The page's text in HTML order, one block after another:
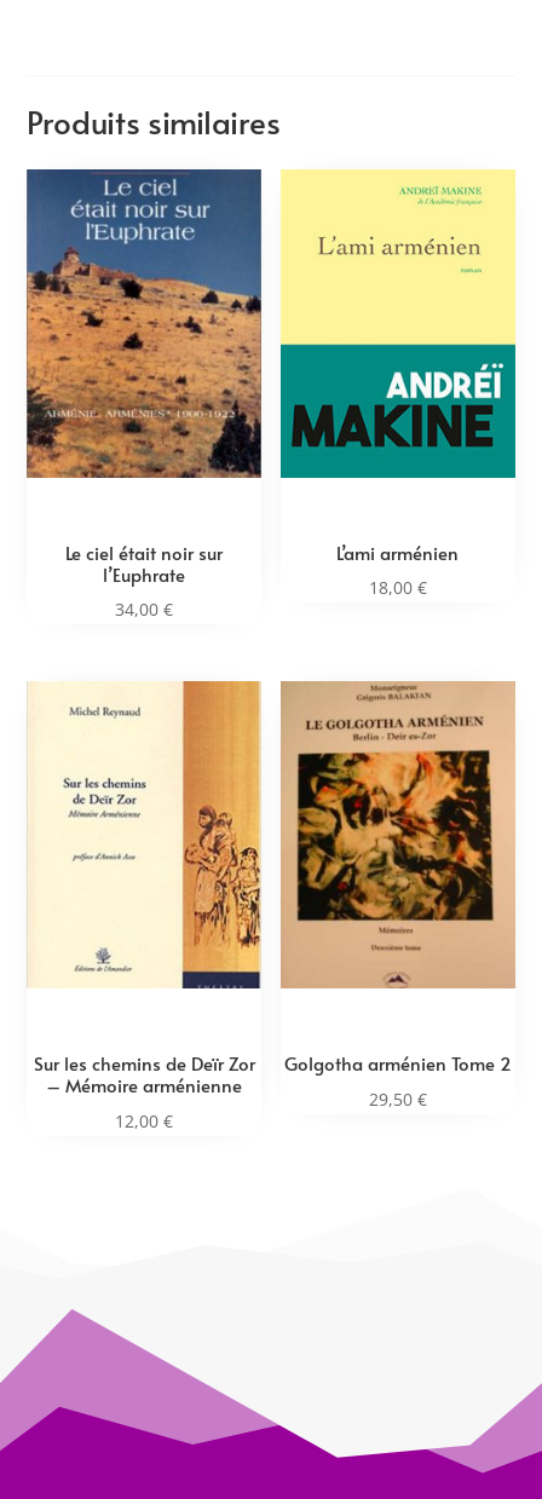
Produits similaires
Le ciel était noir sur
l’Euphrate
34,00€
L’ami arménien
18,00 €
Sur les chemins de Deïr Zor
– Mémoire arménienne
12,00€
Golgotha arménien Tome 2
29,50 €